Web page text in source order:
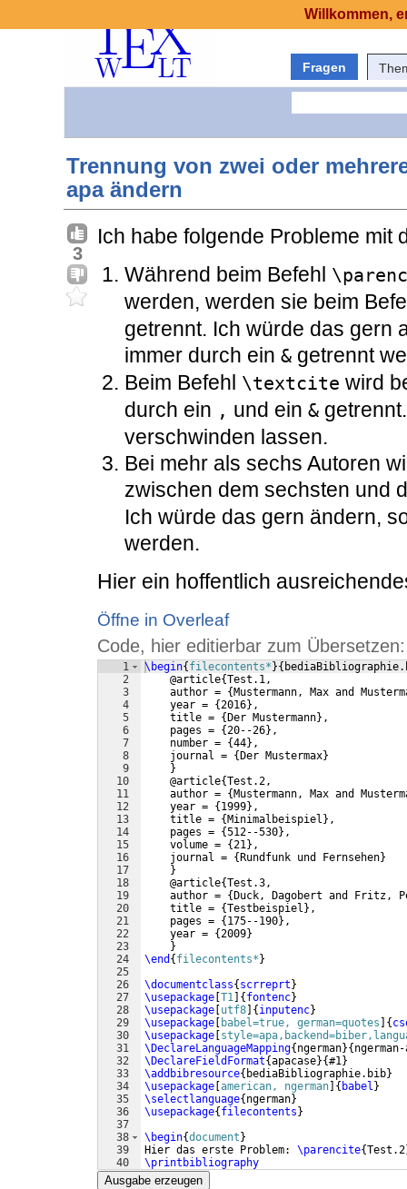
Fragen
Trennung von zwei oder
apa ändern
3
Ich habe folgende Probleme mit
Während beim Befehl
werden, werden sie beim
getrennt. Ich würde das gern
immer durch ein & getrennt
Beim Befehl \textcite wird
durch ein , und ein &
verschwinden lassen.
Bei mehr als sechs Autoren
zwischen dem sechsten und
Ich würde das gern ändern,
werden.
Hier ein hoffentlich
Öffne in Overleaf
Code, hier editierbar zum Übersetzen:
1
2
3
4
5
6
7
8
9
10
11
12
13
14
15
16
17
18
19
20
21
22
23
24
25
26
27
28
29
30
31
32
33
34
35
36
37
38
39
40
41
\begin{ filecontents* }{
    @article
{Test.1,
    author =
{ Mustermann, Max and
    year =
{2016} ,
    title =
{ Der Mustermann} ,
    pages =
{20--26} ,
    number =
{44} ,
    journal =
{ Der Mustermax}
}
    @article
{Test.2,
    author =
{ Mustermann, Max and
    year =
{ 1999} ,
    title =
{ Minimalbeispiel } ,
    pages =
{512--530} ,
    volume =
{21} ,
    journal =
{ Rundfunk und Fernsehen}
}
    @article
{Test.3,
    author =
{ Duck, Dagobert and Fritz,
    title =
{Testbeispiel } ,
    pages =
{ 175--190} ,
    year =
{2009}
}
\end { filecontents* }
\documentclass{ scrreprt }
\usepackage T1 { fontenc}
\usepackage utf8 { inputenc}
\usepackage
babel=true, german=quotes {
\usepackage
\DeclareLanguageMapping{ ngerman}{
\DeclareFieldFormat{apacase}{#1}
\addbibresource{ bediaBibliographie.bib}
\usepackage american, ngerman { babel }
\selectlanguage{ ngerman}
\usepackage{ filecontents }
\begin{document }
Hier das erste Problem: \parencite{Test.2
\printbibliography
\end{document
Ausgabe erzeugen
Willkommen,